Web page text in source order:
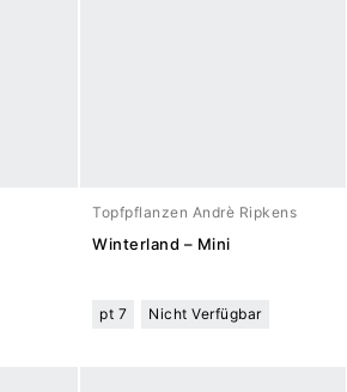
Topfpflanzen Andrè Ripkens
Winterland – Mini
pt 7 Nicht Verfügbar